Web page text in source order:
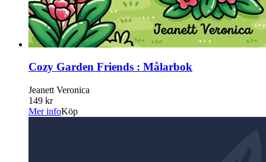
Cozy Garden Friends : Målarbok
Jeanett Veronica
149 kr
Mer infoKöp